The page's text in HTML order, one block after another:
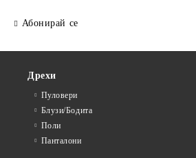
Абонирай се
Дрехи
Пуловери
Блузи/Бодита
Поли
Панталони